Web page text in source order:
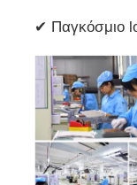
✔ Παγκόσμιο